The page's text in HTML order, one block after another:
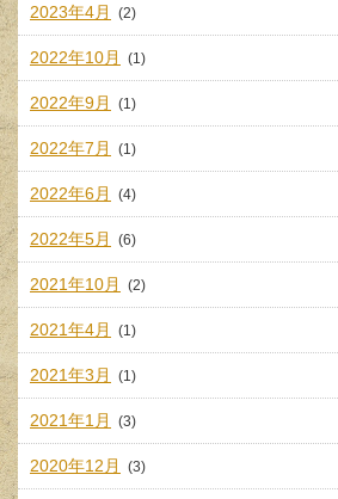
2023年4月 (2)
2022年10月 (1)
2022年9月 (1)
2022年7月 (1)
2022年6月 (4)
2022年5月 (6)
2021年10月 (2)
2021年4月 (1)
2021年3月 (1)
2021年1月 (3)
2020年12月 (3)